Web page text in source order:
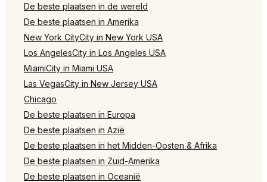
De beste plaatsen in de wereld
De beste plaatsen in Amerika
New York CityCity in New York USA
Los AngelesCity in Los Angeles USA
MiamiCity in Miami USA
Las VegasCity in New Jersey USA
Chicago
De beste plaatsen in Europa
De beste plaatsen in Azië
De beste plaatsen in het Midden-Oosten & Afrika
De beste plaatsen in Zuid-Amerika
De beste plaatsen in Oceanië